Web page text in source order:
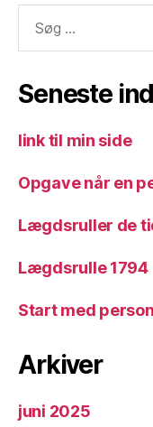
efter:
Seneste
link til min side
Opgave når en
Lægdsruller de
Lægdsrulle 1794
Start med
Arkiver
juni 2025